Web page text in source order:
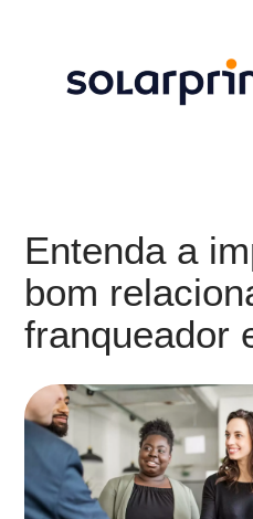
Entenda a
bom
franqueador